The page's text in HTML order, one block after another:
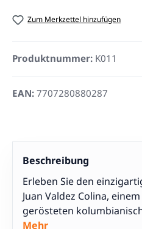
Zum Merkzettel hinzufügen
Produktnummer: K011
EAN: 7707280880287
Beschreibung
Erleben Sie den
Juan Valdez Colina,
gerösteten
Mehr